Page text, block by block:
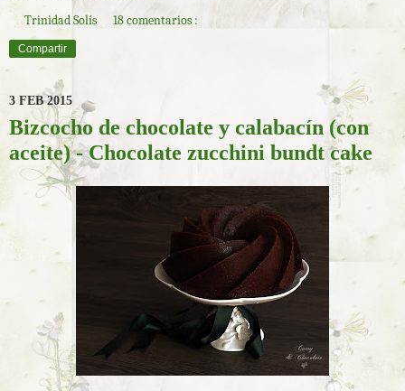
Trinidad Solís
18 comentarios :
Compartir
3 FEB 2015
Bizcocho de chocolate y calabacín (con
aceite) - Chocolate zucchini bundt cake